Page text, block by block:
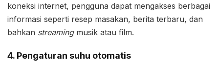
koneksi internet, pengguna dapat mengakses berbagai
informasi seperti resep masakan, berita terbaru, dan
bahkan streamingmusik atau film.
4. Pengaturan suhu otomatis